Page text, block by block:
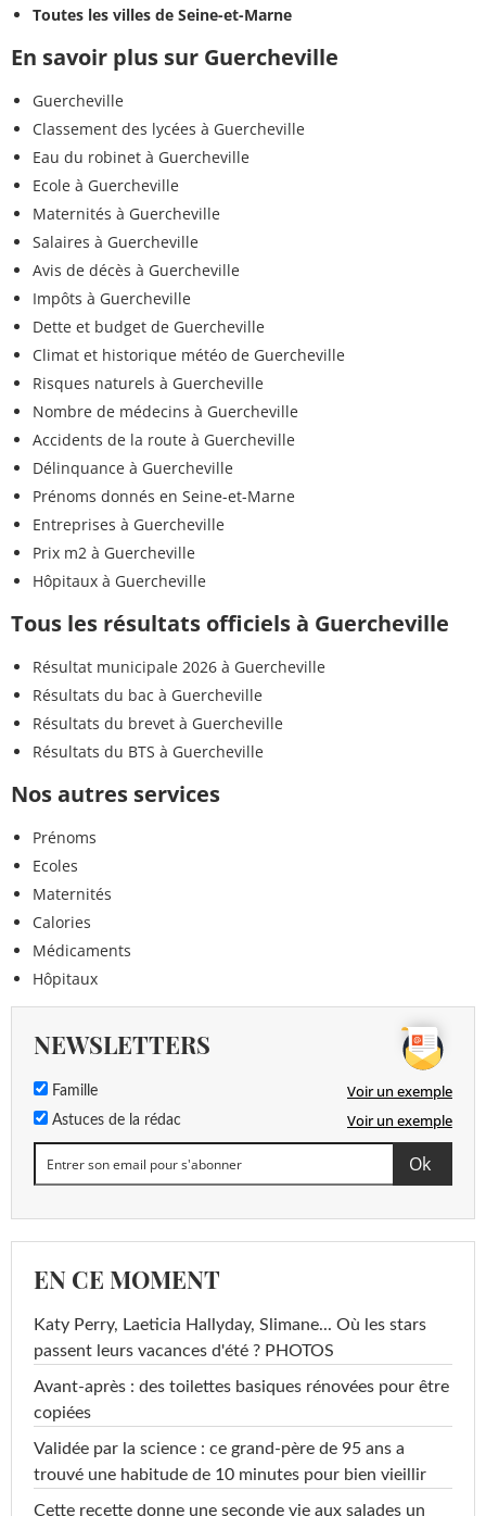
Toutes les villes de Seine-et-Marne
En savoir plus sur Guercheville
Guercheville
Classement des lycées à Guercheville
Eau du robinet à Guercheville
Ecole à Guercheville
Maternités à Guercheville
Salaires à Guercheville
Avis de décès à Guercheville
Impôts à Guercheville
Dette et budget de Guercheville
Climat et historique météo de Guercheville
Risques naturels à Guercheville
Nombre de médecins à Guercheville
Accidents de la route à Guercheville
Délinquance à Guercheville
Prénoms donnés en Seine-et-Marne
Entreprises à Guercheville
Prix m2 à Guercheville
Hôpitaux à Guercheville
Tous les résultats officiels à Guercheville
Résultat municipale 2026 à Guercheville
Résultats du bac à Guercheville
Résultats du brevet à Guercheville
Résultats du BTS à Guercheville
Nos autres services
Prénoms
Ecoles
Maternités
Calories
Médicaments
Hôpitaux
NEWSLETTERS
Famille Voir un exemple
Astuces de la rédac Voir un exemple
EN CE MOMENT
Katy Perry, Laeticia Hallyday, Slimane... Où les stars
passent leurs vacances d'été ? PHOTOS
Avant-après : des toilettes basiques rénovées pour être
copiées
Validée par la science : ce grand-père de 95 ans a
trouvé une habitude de 10 minutes pour bien vieillir
Cette recette donne une seconde vie aux salades un